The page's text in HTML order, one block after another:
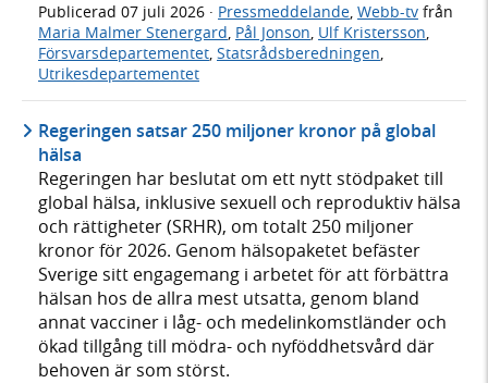
Publicerad 07 juli 2026 · Pressmeddelande, Webb-tv från
Maria Malmer Stenergard, Pål Jonson, Ulf Kristersson,
Försvarsdepartementet, Statsrådsberedningen,
Utrikesdepartementet
Regeringen satsar 250 miljoner kronor på global
hälsa
Regeringen har beslutat om ett nytt stödpaket till
global hälsa, inklusive sexuell och reproduktiv hälsa
och rättigheter (SRHR), om totalt 250 miljoner
kronor för 2026. Genom hälsopaketet befäster
Sverige sitt engagemang i arbetet för att förbättra
hälsan hos de allra mest utsatta, genom bland
annat vacciner i låg- och medelinkomstländer och
ökad tillgång till mödra- och nyföddhetsvård där
behoven är som störst.